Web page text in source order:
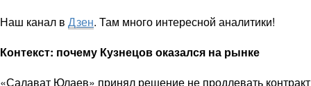
Наш канал в Дзен. Там много интересной аналитики!
Контекст: почему Кузнецов оказался на рынке
«Салават Юлаев» принял решение не продлевать контракт